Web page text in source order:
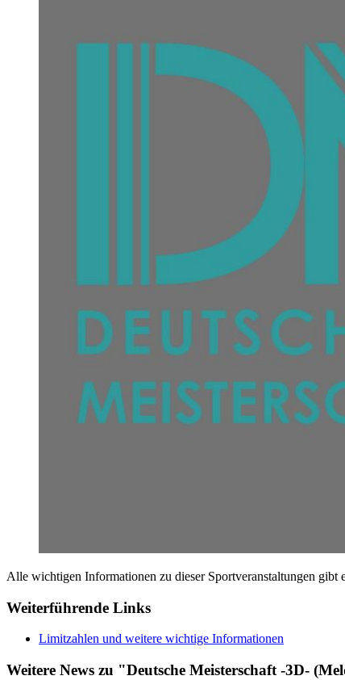
Alle wichtigen Informationen zu dieser Sportveranstaltungen gibt
Weiterführende Links
Limitzahlen und weitere wichtige Informationen
Weitere News zu "Deutsche Meisterschaft -3D-